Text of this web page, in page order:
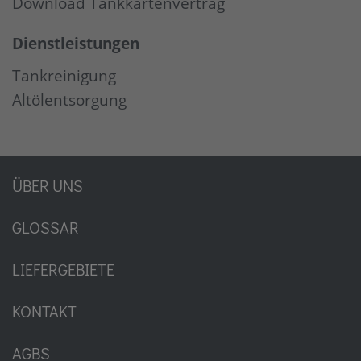
Dienstleistungen
Tankreinigung
Altölentsorgung
ÜBER UNS
GLOSSAR
LIEFERGEBIETE
KONTAKT
AGBS